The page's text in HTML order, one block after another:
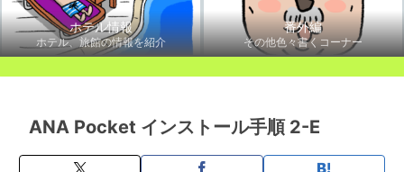
ホテル情報
ホテル、旅館の情報を紹介
番外編
その他色々書くコーナー
ANA Pocket インストール手順 2-E